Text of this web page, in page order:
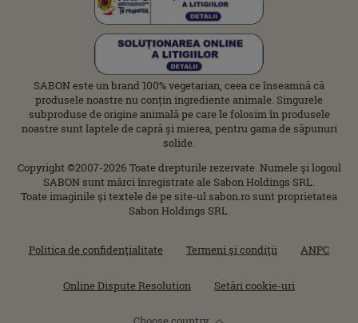
SABON este un brand 100% vegetarian, ceea ce înseamnă că
produsele noastre nu conțin ingrediente animale. Singurele
subproduse de origine animală pe care le folosim în produsele
noastre sunt laptele de capră și mierea, pentru gama de săpunuri
solide.
Copyright ©2007-2026 Toate drepturile rezervate. Numele şi logoul
SABON sunt mărci înregistrate ale Sabon Holdings SRL.
Toate imaginile şi textele de pe site-ul sabon.ro sunt proprietatea
Sabon Holdings SRL.
Politica de confidenţialitate Termeni şi condiţii ANPC
Online Dispute Resolution Setări cookie-uri